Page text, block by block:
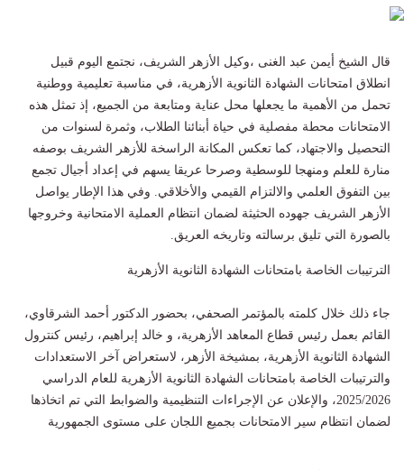
قال الشيخ أيمن عبد الغنى ،وكيل الأزهر الشريف، نجتمع اليوم قبيل
انطلاق امتحانات الشهادة الثانوية الأزهرية، في مناسبة تعليمية ووطنية
تحمل من الأهمية ما يجعلها محل عناية ومتابعة من الجميع، إذ تمثل هذه
الامتحانات محطة مفصلية في حياة أبنائنا الطلاب، وثمرة لسنوات من
التحصيل والاجتهاد، كما تعكس المكانة الراسخة للأزهر الشريف بوصفه
منارة للعلم ومنهجا للوسطية وصرحا عريقا يسهم في إعداد أجيال تجمع
بين التفوق العلمي والالتزام القيمي والأخلاقي. وفي هذا الإطار يواصل
الأزهر الشريف جهوده الحثيثة لضمان انتظام العملية الامتحانية وخروجها
بالصورة التي تليق برسالته وتاريخه العريق.
الترتيبات الخاصة بامتحانات الشهادة الثانوية الأزهرية
جاء ذلك خلال كلمته بالمؤتمر الصحفي، بحضور الدكتور أحمد الشرقاوي،
القائم بعمل رئيس قطاع المعاهد الأزهرية، و خالد إبراهيم، رئيس كنترول
الشهادة الثانوية الأزهرية، بمشيخة الأزهر، لاستعراض آخر الاستعدادات
والترتيبات الخاصة بامتحانات الشهادة الثانوية الأزهرية للعام الدراسي
2025/2026، والإعلان عن الإجراءات التنظيمية والضوابط التي تم اتخاذها
لضمان انتظام سير الامتحانات بجميع اللجان على مستوى الجمهورية